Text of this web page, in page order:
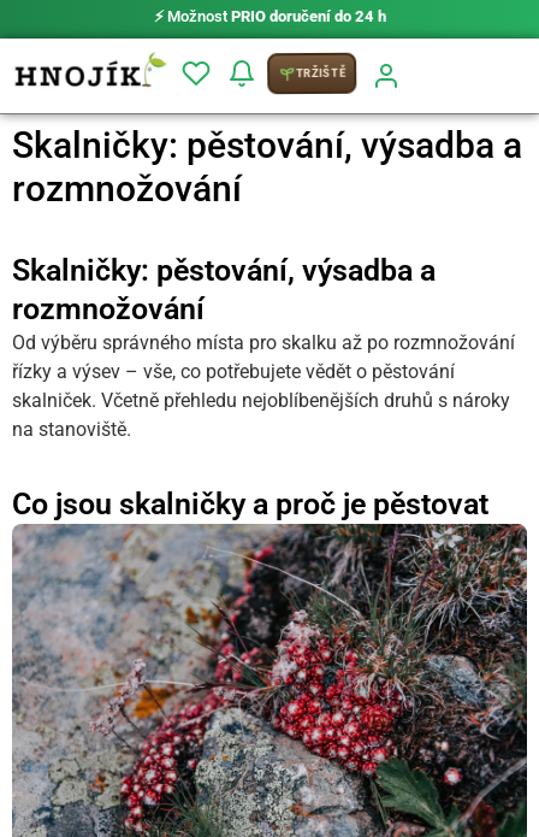
⚡ Možnost PRIO doručení do 24 h
TRŽIŠTĚ
Skalničky: pěstování, výsadba a
rozmnožování
Skalničky: pěstování, výsadba a
rozmnožování
Od výběru správného místa pro skalku až po rozmnožování
řízky a výsev – vše, co potřebujete vědět o pěstování
skalniček. Včetně přehledu nejoblíbenějších druhů s nároky
na stanoviště.
Co jsou skalničky a proč je pěstovat